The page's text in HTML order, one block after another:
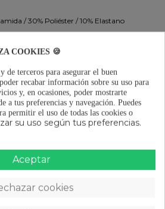
/ 30% Poliéster / 10% Elastano
Amarillos
COOKIES 🍪
de terceros para asegurar el buen
recabar información sobre su uso para
y, en ocasiones, poder mostrarte
a tus preferencias y navegación. Puedes
permitir el uso de todas las cookies o
su uso según tus preferencias.
Aceptar
cookies